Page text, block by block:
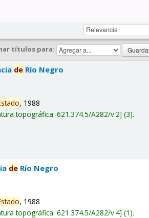
títulos para:
de Río Negro
, 1988
topográfica:621.374.5/A282/v.2 (3).
de Río Negro
, 1988
topográfica:621.374.5/A282/v.4 (1).